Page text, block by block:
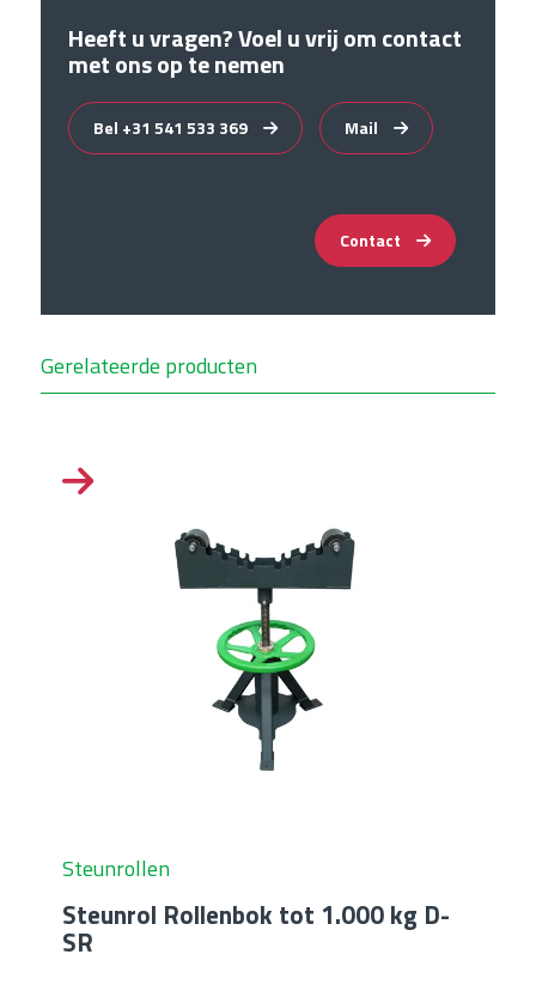
Heeft u vragen? Voel u vrij om contact
met ons op te nemen
Bel +31 541 533 369 Mail
Contact
Gerelateerde producten
Steunrollen
Steunrol Rollenbok tot 1.000 kg D-
SR